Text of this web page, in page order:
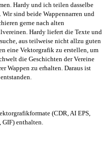
Hardy und ich teilen dasselbe
Wir sind beide Wappennarren und
gerne nach alten
Hardy liefert die Texte und
aus teilweise nicht allzu guten
eine Vektorgrafik zu erstellen, um
die Geschichten der Vereine
Wappen zu erhalten. Daraus ist
(CDR, AI EPS,
enthalten.